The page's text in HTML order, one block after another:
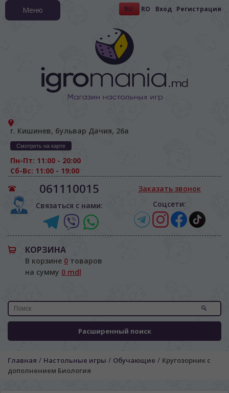
RU RO Вход Регистрация
г. Кишинев, бульвар Дачия, 26а
Смотреть на карте
Пн-Пт: 11:00 - 20:00
Сб-Вс: 11:00 - 19:00
061110015
Связаться с нами:
Заказать звонок
Соцсети:
КОРЗИНА
В корзине 0 товаров
на сумму 0 mdl
Расширенный поиск
Меню
Главная / Настольные игры / Обучающие / Кругозорник с
дополнением Биология